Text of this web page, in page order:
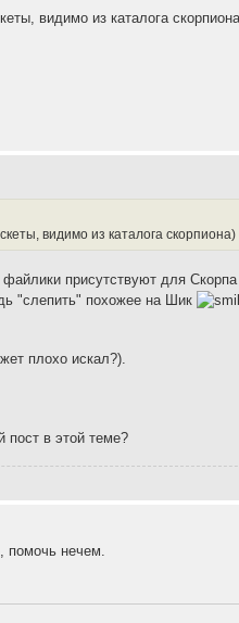
видимо из каталога
видимо из каталога скорпиона)
файлики присутствуют для
"слепить" похожее на Шик
плохо искал?).
пост в этой теме?
помочь нечем.